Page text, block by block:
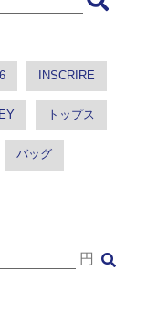
INSCRIRE
トップス
バッグ
円